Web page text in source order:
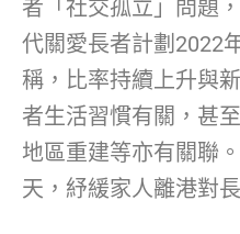
者「社交孤立」問題
代關愛長者計劃2022
稱，比率持續上升與
者生活習慣有關，甚
地區重建等亦有關聯
天，紓緩家人離港對